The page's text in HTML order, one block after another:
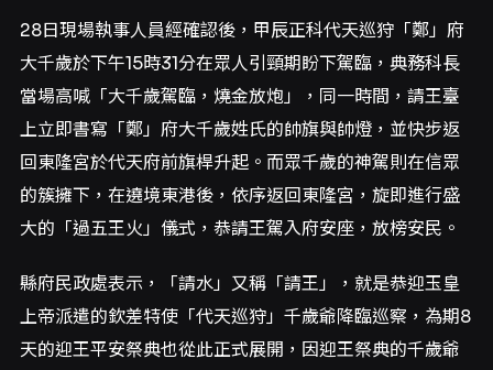
28日現場執事人員經確認後，甲辰正科代天巡狩「鄭」府
大千歲於下午15時31分在眾人引頸期盼下駕臨，典務科長
當場高喊「大千歲駕臨，燒金放炮」，同一時間，請王臺
上立即書寫「鄭」府大千歲姓氏的帥旗與帥燈，並快步返
回東隆宮於代天府前旗桿升起。而眾千歲的神駕則在信眾
的簇擁下，在遶境東港後，依序返回東隆宮，旋即進行盛
大的「過五王火」儀式，恭請王駕入府安座，放榜安民。
縣府民政處表示，「請水」又稱「請王」，就是恭迎玉皇
上帝派遣的欽差特使「代天巡狩」千歲爺降臨巡察，為期8
天的迎王平安祭典也從此正式展開，因迎王祭典的千歲爺